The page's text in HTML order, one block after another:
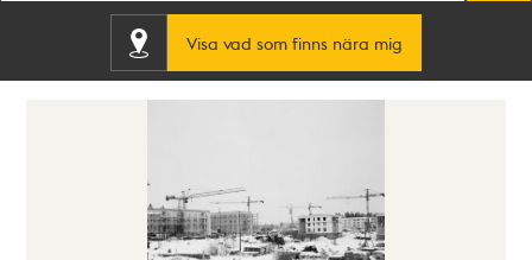
Visa vad som finns nära mig